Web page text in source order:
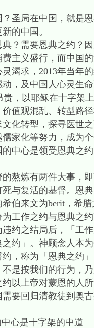
圣局在中国，就是
的中国。
？需要恩典之约？
主义盛行，而中国
渴求，2013年当年
，及中国人心灵生
，以耶稣在十字架
值观混乱、转型路
化转型，探寻医世
家化等努力，成为
的中心是领受恩典之约
的熬炼有两件大事，
与复活的基督。恩
来文为berit，希腊
工作之约与恩典之
约之结局后，「工
约」。神顾念人本
，称为「恩典之约
不是按我们的行为，
以上帝对蒙恩的人
需要回归清教徒到奥
心是十字架的中道